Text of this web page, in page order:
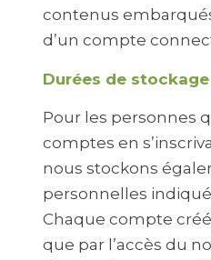
contenus
d’un compte
Durées de
Pour les personnes
comptes en
nous stockons
personnelles
Chaque compte
que par l’accès du